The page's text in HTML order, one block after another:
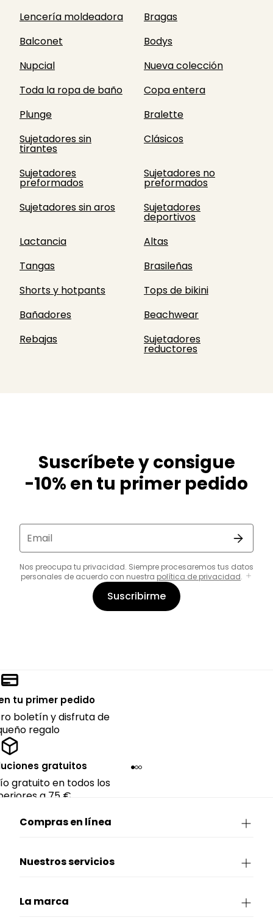
Lencería moldeadora
Bragas
Balconet
Bodys
Nupcial
Nueva colección
Toda la ropa de baño
Copa entera
Plunge
Bralette
Sujetadores sin
tirantes
Clásicos
Sujetadores
preformados
Sujetadores no
preformados
Sujetadores sin aros
Sujetadores
deportivos
Lactancia
Altas
Tangas
Brasileñas
Shorts y hotpants
Tops de bikini
Bañadores
Beachwear
Rebajas
Sujetadores
reductores
Suscríbete y consigue
-10% en tu primer pedido
Email
Nos preocupa tu privacidad. Siempre procesaremos tus datos
personales de acuerdo con nuestra política de privacidad.
Suscribirme
tu primer pedido
boletín y disfruta de
regalo
gratuitos
gratuito en todos los
a 75 €.
Compras en línea
Nuestros servicios
La marca